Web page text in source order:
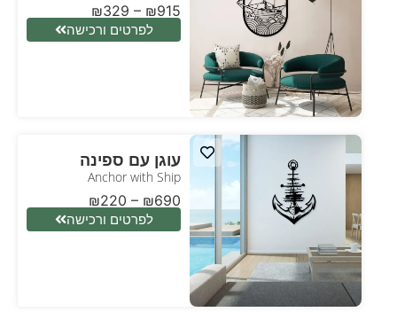
₪329 – ₪915
לפרטים ורכישה
עוגן עם ספינה
Anchor with Ship
₪220 – ₪690
לפרטים ורכישה